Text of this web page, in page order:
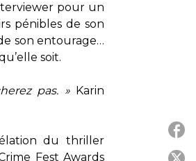
pour un
pénibles de son
son entourage…
soit.
pas. »Karin
du thriller
Fest Awards